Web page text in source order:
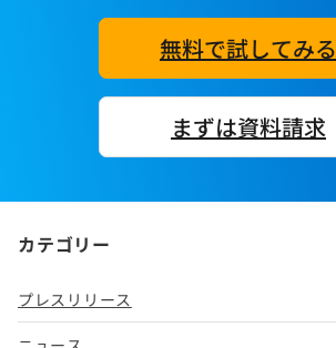
無料で試してみる
まずは資料請求
カテゴリー
プレスリリース